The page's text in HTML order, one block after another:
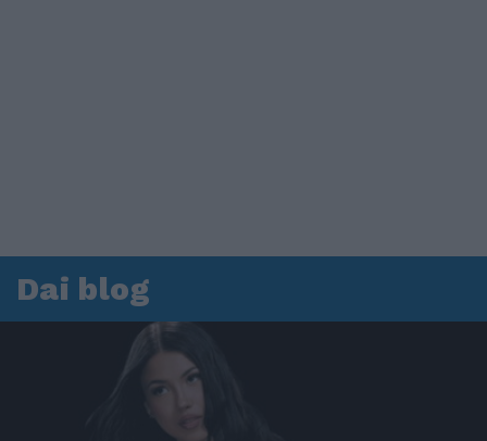
Dai blog